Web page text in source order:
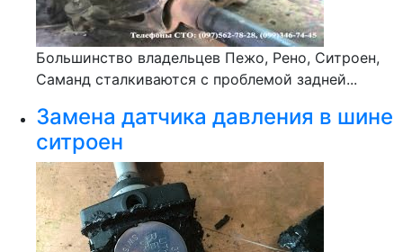
Большинство владельцев Пежо, Рено, Ситроен,
Саманд сталкиваются с проблемой задней...
Замена датчика давления в шине
ситроен